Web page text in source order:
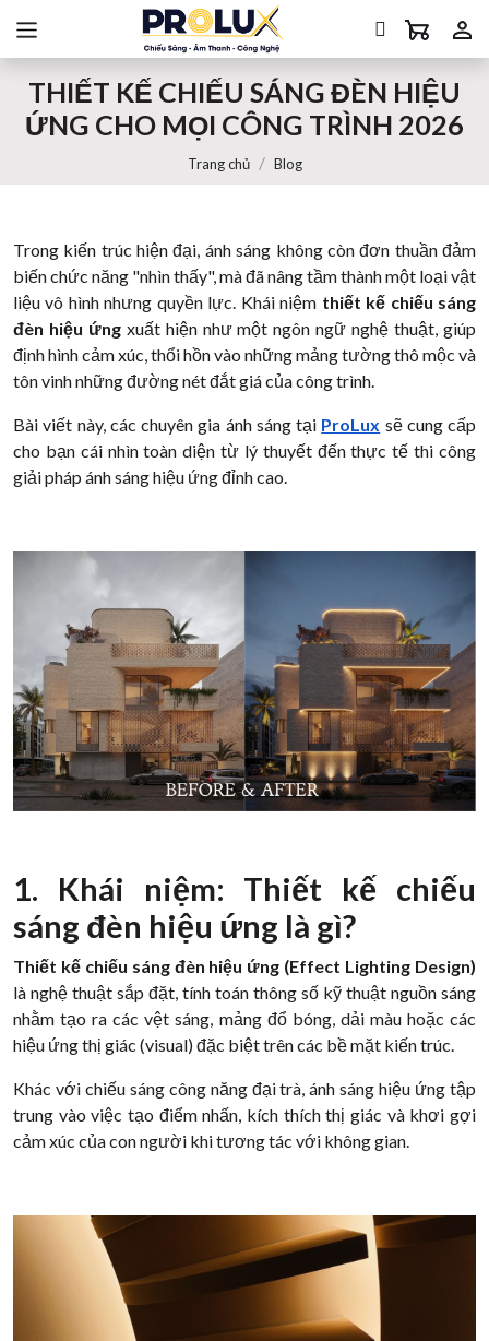
THIẾT KẾ CHIẾU SÁNG ĐÈN HIỆU
ỨNG CHO MỌI CÔNG TRÌNH 2026
Trang chủ Blog
Trong kiến trúc hiện đại, ánh sáng không còn đơn thuần đảm
biến chức năng "nhìn thấy", mà đã nâng tầm thành một loại vật
liệu vô hình nhưng quyền lực. Khái niệm thiết kế chiếu sáng
đèn hiệu ứngxuất hiện như một ngôn ngữ nghệ thuật, giúp
định hình cảm xúc, thổi hồn vào những mảng tường thô mộc và
tôn vinh những đường nét đắt giá của công trình.
Bài viết này, các chuyên gia ánh sáng tại ProLux sẽ cung cấp
cho bạn cái nhìn toàn diện từ lý thuyết đến thực tế thi công
giải pháp ánh sáng hiệu ứng đỉnh cao.
1. Khái niệm: Thiết kế chiếu
sáng đèn hiệu ứng là gì?
Thiết kế chiếu sáng đèn hiệu ứng (Effect Lighting Design)
là nghệ thuật sắp đặt, tính toán thông số kỹ thuật nguồn sáng
nhằm tạo ra các vệt sáng, mảng đổ bóng, dải màu hoặc các
hiệu ứng thị giác (visual) đặc biệt trên các bề mặt kiến trúc.
Khác với chiếu sáng công năng đại trà, ánh sáng hiệu ứng tập
trung vào việc tạo điểm nhấn, kích thích thị giác và khơi gợi
cảm xúc của con người khi tương tác với không gian.